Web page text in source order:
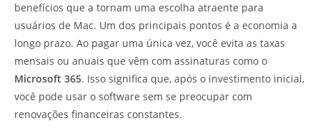
benefícios que a tornam uma escolha atraente para
usuários de Mac. Um dos principais pontos é a economia a
longo prazo. Ao pagar uma única vez, você evita as taxas
mensais ou anuais que vêm com assinaturas como o
Microsoft 365. Isso significa que, após o investimento inicial,
você pode usar o software sem se preocupar com
renovações financeiras constantes.